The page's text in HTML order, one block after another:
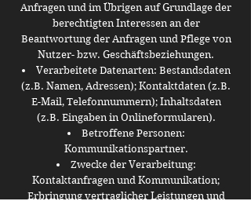
Anfragen und im Übrigen auf Grundlage der
berechtigten Interessen an der
Beantwortung der Anfragen und Pflege von
Nutzer- bzw. Geschäftsbeziehungen.
Verarbeitete Datenarten: Bestandsdaten
(z.B. Namen, Adressen); Kontaktdaten (z.B.
E-Mail, Telefonnummern); Inhaltsdaten
(z.B. Eingaben in Onlineformularen).
Betroffene Personen:
Kommunikationspartner.
Zwecke der Verarbeitung:
Kontaktanfragen und Kommunikation;
Erbringung vertraglicher Leistungen und